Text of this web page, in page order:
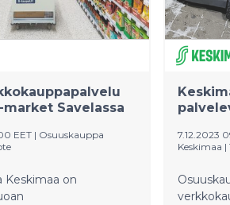
Savelassa
EET | Osuuskauppa
Keskimaa on
7.12.2023
Keskimaa |